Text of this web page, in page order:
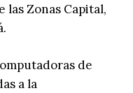
las Zonas Capital,
de
a la